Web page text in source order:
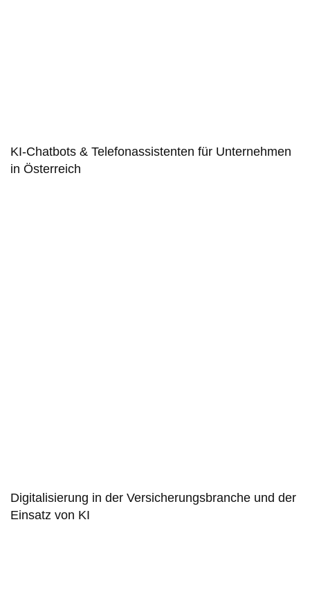
KI-Chatbots & Telefonassistenten für Unternehmen
in Österreich
Digitali­sierung in der Versiche­rungs­branche und der
Einsatz von KI